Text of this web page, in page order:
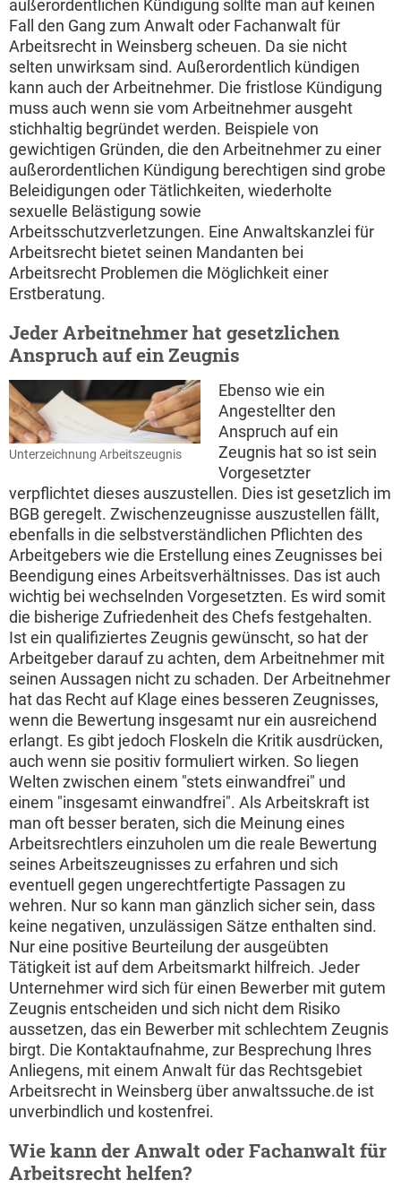
außerordentlichen Kündigung sollte man auf keinen
Fall den Gang zum Anwalt oder Fachanwalt für
Arbeitsrecht in Weinsberg scheuen. Da sie nicht
selten unwirksam sind. Außerordentlich kündigen
kann auch der Arbeitnehmer. Die fristlose Kündigung
muss auch wenn sie vom Arbeitnehmer ausgeht
stichhaltig begründet werden. Beispiele von
gewichtigen Gründen, die den Arbeitnehmer zu einer
außerordentlichen Kündigung berechtigen sind grobe
Beleidigungen oder Tätlichkeiten, wiederholte
sexuelle Belästigung sowie
Arbeitsschutzverletzungen. Eine Anwaltskanzlei für
Arbeitsrecht bietet seinen Mandanten bei
Arbeitsrecht Problemen die Möglichkeit einer
Erstberatung.
Jeder Arbeitnehmer hat gesetzlichen
Anspruch auf ein Zeugnis
Unterzeichnung Arbeitszeugnis
Ebenso wie ein
Angestellter den
Anspruch auf ein
Zeugnis hat so ist sein
Vorgesetzter
verpflichtet dieses auszustellen. Dies ist gesetzlich im
BGB geregelt. Zwischenzeugnisse auszustellen fällt,
ebenfalls in die selbstverständlichen Pflichten des
Arbeitgebers wie die Erstellung eines Zeugnisses bei
Beendigung eines Arbeitsverhältnisses. Das ist auch
wichtig bei wechselnden Vorgesetzten. Es wird somit
die bisherige Zufriedenheit des Chefs festgehalten.
Ist ein qualifiziertes Zeugnis gewünscht, so hat der
Arbeitgeber darauf zu achten, dem Arbeitnehmer mit
seinen Aussagen nicht zu schaden. Der Arbeitnehmer
hat das Recht auf Klage eines besseren Zeugnisses,
wenn die Bewertung insgesamt nur ein ausreichend
erlangt. Es gibt jedoch Floskeln die Kritik ausdrücken,
auch wenn sie positiv formuliert wirken. So liegen
Welten zwischen einem "stets einwandfrei" und
einem "insgesamt einwandfrei". Als Arbeitskraft ist
man oft besser beraten, sich die Meinung eines
Arbeitsrechtlers einzuholen um die reale Bewertung
seines Arbeitszeugnisses zu erfahren und sich
eventuell gegen ungerechtfertigte Passagen zu
wehren. Nur so kann man gänzlich sicher sein, dass
keine negativen, unzulässigen Sätze enthalten sind.
Nur eine positive Beurteilung der ausgeübten
Tätigkeit ist auf dem Arbeitsmarkt hilfreich. Jeder
Unternehmer wird sich für einen Bewerber mit gutem
Zeugnis entscheiden und sich nicht dem Risiko
aussetzen, das ein Bewerber mit schlechtem Zeugnis
birgt. Die Kontaktaufnahme, zur Besprechung Ihres
Anliegens, mit einem Anwalt für das Rechtsgebiet
Arbeitsrecht in Weinsberg über anwaltssuche.de ist
unverbindlich und kostenfrei.
Wie kann der Anwalt oder Fachanwalt für
Arbeitsrecht helfen?